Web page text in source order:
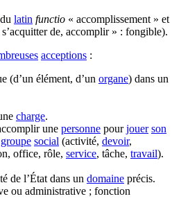
du latin functio « accomplissement » et
s’acquitter de, accomplir » : fongible).
acceptions :
(d’un élément, d’un organe) dans un
charge.
une personne pourjouer son
groupe social (activité, devoir,
office, rôle, service, tâche, travail).
de l’État dans un domaine précis.
ou administrative ; fonction